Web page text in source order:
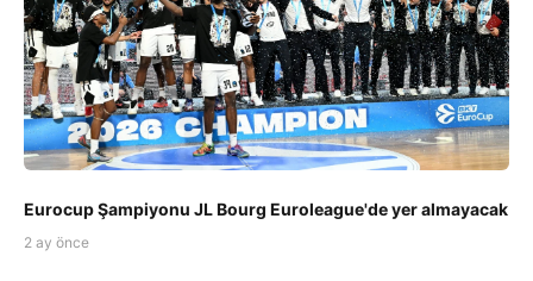
Eurocup Şampiyonu JL Bourg Euroleague'de yer almayacak
2 ay önce